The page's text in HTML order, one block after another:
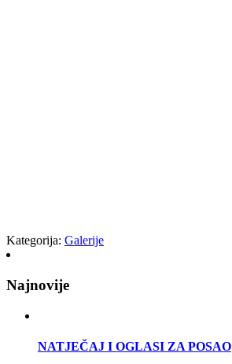
Kategorija: Galerije
Najnovije
NATJEČAJ I OGLASI ZA POSAO